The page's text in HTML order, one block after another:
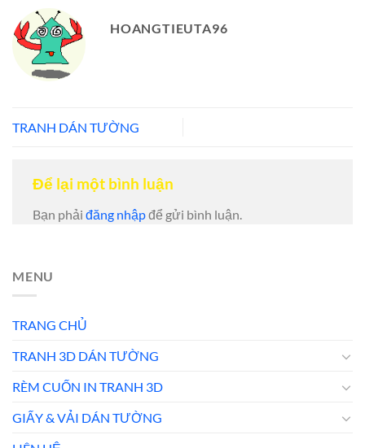
HOANGTIEUTA96
TRANH DÁN TƯỜNG
Để lại một bình luận
Bạn phải đăng nhậpđể gửi bình luận.
MENU
TRANG CHỦ
TRANH 3D DÁN TƯỜNG
RÈM CUỐN IN TRANH 3D
GIẤY & VẢI DÁN TƯỜNG